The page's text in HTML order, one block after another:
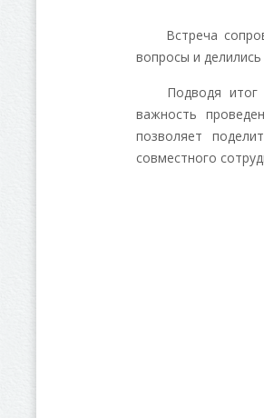
Встреча
вопросы и
Подводя итог
важность
позволяет
совместного